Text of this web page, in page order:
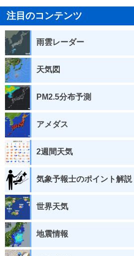
注目のコンテンツ
雨雲レーダー
天気図
PM2.5分布予測
アメダス
2週間天気
気象予報士のポイント解説
世界天気
地震情報